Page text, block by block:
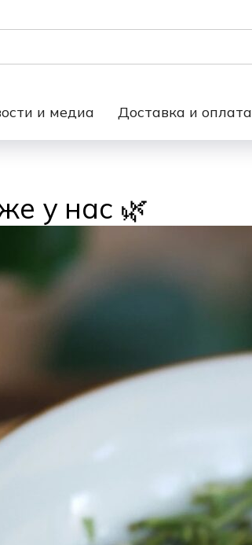
и медиа Доставка и оплата
у нас 🌿